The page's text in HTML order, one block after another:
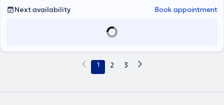
Next availability Book appointment
1 2 3